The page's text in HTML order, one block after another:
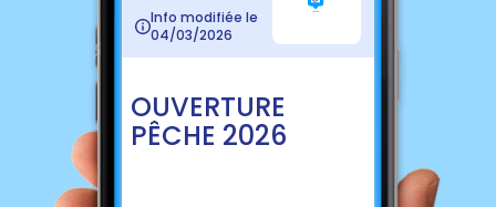
Info modifiée le
04/03/2026
OUVERTURE
PÊCHE 2026